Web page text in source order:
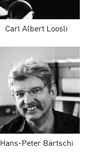
Carl Albert Loosli
Hans-Peter Bärtschi